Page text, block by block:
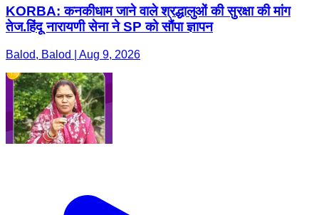
KORBA: कनकीधाम जाने वाले श्रद्धालुओं की सुरक्षा की मांग
तेज.हिंदू नारायणी सेना ने SP को सौंपा ज्ञापन
Balod, Balod | Aug 9, 2026